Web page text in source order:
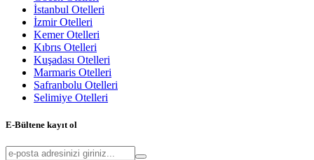
İstanbul Otelleri
İzmir Otelleri
Kemer Otelleri
Kıbrıs Otelleri
Kuşadası Otelleri
Marmaris Otelleri
Safranbolu Otelleri
Selimiye Otelleri
E-Bültene kayıt ol